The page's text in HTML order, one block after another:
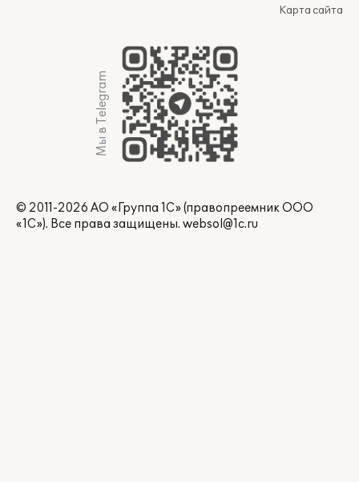
Карта сайта
Мы в Telegram
© 2011-2026 АО «Группа 1С» (правопреемник ООО
«1С»). Все права защищены. websol@1c.ru